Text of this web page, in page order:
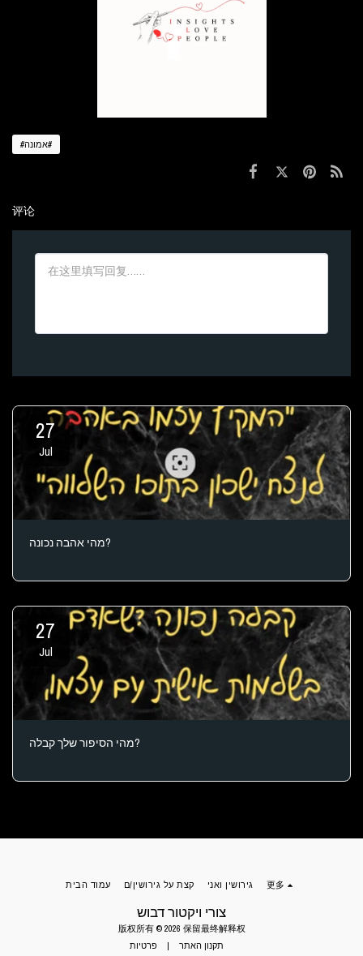
#אמונה#
评论
27
Jul
מהי אהבה נכונה?
27
Jul
מהי הסיפור שלך קבלה?
צורי ויקטור דבוש
版权所有 © 2026 保留最终解释权
תקנון האתר | פרטיות
עמוד הבית קצת על גירושין/ם גירושין ואני 更多